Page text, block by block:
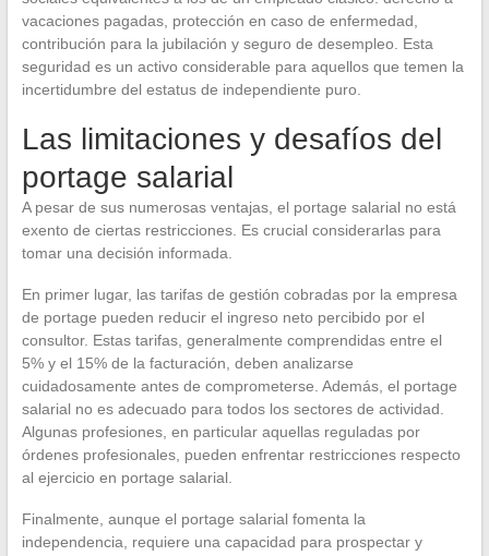
vacaciones pagadas, protección en caso de enfermedad,
contribución para la jubilación y seguro de desempleo. Esta
seguridad es un activo considerable para aquellos que temen la
incertidumbre del estatus de independiente puro.
Las limitaciones y desafíos del
portage salarial
A pesar de sus numerosas ventajas, el portage salarial no está
exento de ciertas restricciones. Es crucial considerarlas para
tomar una decisión informada.
En primer lugar, las tarifas de gestión cobradas por la empresa
de portage pueden reducir el ingreso neto percibido por el
consultor. Estas tarifas, generalmente comprendidas entre el
5% y el 15% de la facturación, deben analizarse
cuidadosamente antes de comprometerse. Además, el portage
salarial no es adecuado para todos los sectores de actividad.
Algunas profesiones, en particular aquellas reguladas por
órdenes profesionales, pueden enfrentar restricciones respecto
al ejercicio en portage salarial.
Finalmente, aunque el portage salarial fomenta la
independencia, requiere una capacidad para prospectar y